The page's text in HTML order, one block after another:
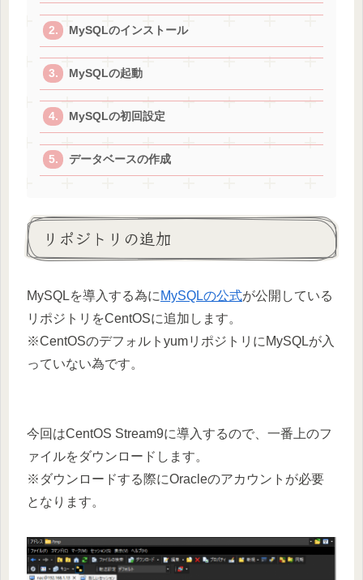
MySQLのインストール
MySQLの起動
MySQLの初回設定
データベースの作成
リポジトリの追加
MySQLを導入する為に MySQLの公式が公開している
リポジトリをCentOSに追加します。
※CentOSのデフォルトyumリポジトリにMySQLが入
っていない為です。
今回はCentOS Stream9に導入するので、一番上のフ
ァイルをダウンロードします。
※ダウンロードする際にOracleのアカウントが必要
となります。